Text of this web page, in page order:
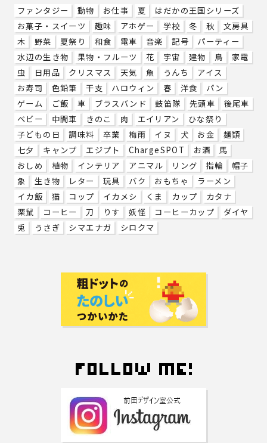
ファンタジー 動物 お仕事 夏
はだかの王国シリーズ
お菓子・スイーツ
趣味 アホゲー 学校 冬 秋
文房具
木
野菜 夏祭り 和食 電車 音楽 記号
パーティー
水辺の生き物
果物・フルーツ 花 宇宙 建物 鳥
家電
虫
日用品 クリスマス 天気 魚 うんち
アイス
お寿司
色鉛筆 干支 ハロウィン 春 洋食
パン
ゲーム
ご飯 車 ブラスバンド 鼓笛隊 先頭車
後尾車
ベビー
中間車 きのこ 肉 エイリアン
ひな祭り
子どもの日
調味料 卒業 梅雨 イヌ 犬 お金
麺類
七夕
キャンプ エジプト ChargeSPOT お酒
馬
おしめ
植物 インテリア アニマル リング 指輪
帽子
象
生き物 レター 玩具 バク おもちゃ
ラーメン
イカ飯
猫 コップ イカメシ くま カップ
カタナ
栗鼠
コーヒー 刀 りす 妖怪 コーヒーカップ
ダイヤ
兎
うさぎ シマエナガ シロクマ